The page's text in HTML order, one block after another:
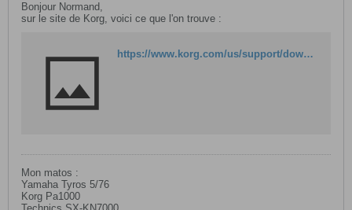
Bonjour Normand,
sur le site de Korg, voici ce que l'on trouve :
https://www.korg.com/us/support/download/product/0/895/
Mon matos :
Yamaha Tyros 5/76
Korg Pa1000